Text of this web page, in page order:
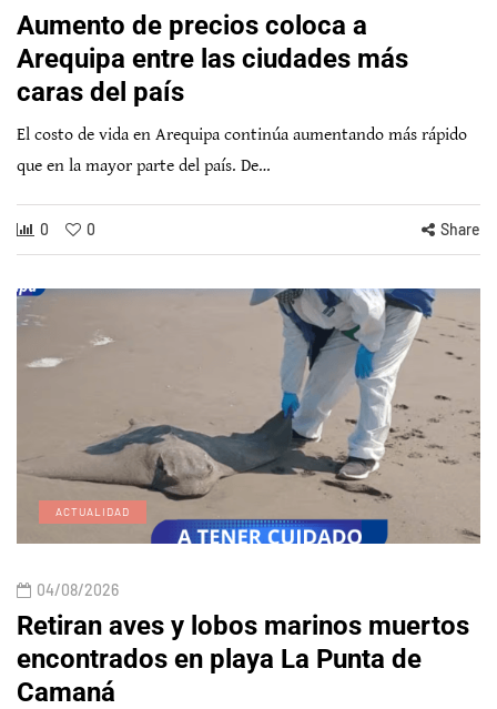
Aumento de precios coloca a
Arequipa entre las ciudades más
caras del país
El costo de vida en Arequipa continúa aumentando más rápido
que en la mayor parte del país. De…
0 0 Share
ACTUALIDAD
04/08/2026
Retiran aves y lobos marinos muertos
encontrados en playa La Punta de
Camaná